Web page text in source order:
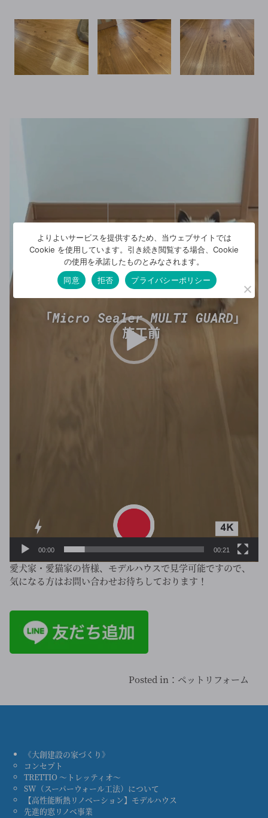
00:00 00:21
愛犬家・愛猫家の皆様、モデルハウスで見学可能ですので、
気になる方はお問い合わせお待ちしております！
Posted in： ペットリフォーム
《大創建設の家づくり》
コンセプト
TRETTIO ～トレッティオ～
SW（スーパーウォール工法）について
【高性能断熱リノベーション】モデルハウス
先進的窓リノベ事業
よりよいサービスを提供するため、当ウェブサイトでは
Cookie を使用しています。引き続き閲覧する場合、Cookie
の使用を承諾したものとみなされます。
同意
拒否 プライバシーポリシー